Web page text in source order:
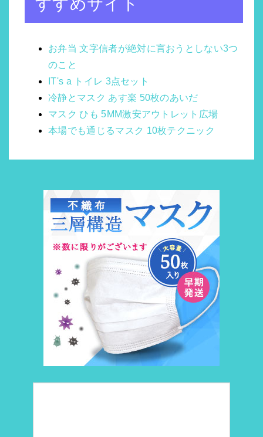
すすめサイト
お弁当 文字信者が絶対に言おうとしない3つ
のこと
IT's a トイレ 3点セット
冷静とマスク あす楽 50枚のあいだ
マスク ひも 5MM激安アウトレット広場
本場でも通じるマスク 10枚テクニック